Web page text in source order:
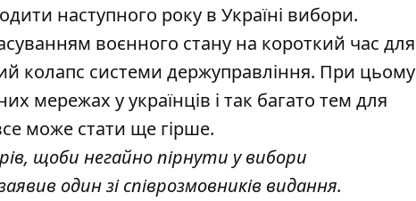
наступного року в Україні вибори.
воєнного стану на короткий час для
колапс системи держуправління. При цьому
мережах у українців і так багато тем для
може стати ще гірше.
щоби негайно пірнути у вибори
один зі співрозмовників видання.